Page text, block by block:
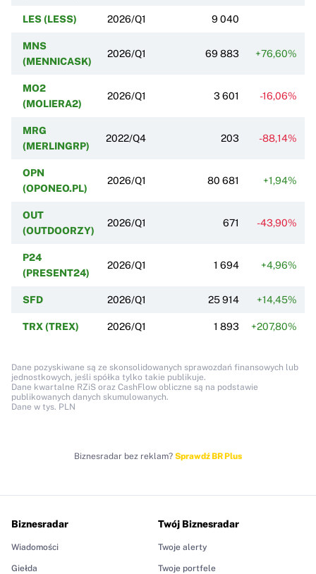
LES (LESS) 2026/Q1 9 040
MNS
(MENNICASK)
2026/Q1 69 883 +76,60%
MO2
(MOLIERA2)
2026/Q1 3 601 -16,06%
MRG
(MERLINGRP)
2022/Q4 203 -88,14%
OPN
(OPONEO.PL)
2026/Q1 80 681 +1,94%
OUT
(OUTDOORZY)
2026/Q1 671 -43,90%
P24
(PRESENT24)
2026/Q1 1 694 +4,96%
SFD 2026/Q1 25 914 +14,45%
TRX (TREX) 2026/Q1 1 893 +207,80%
Dane pozyskiwane są ze skonsolidowanych sprawozdań finansowych lub
jednostkowych, jeśli spółka tylko takie publikuje.
Dane kwartalne RZiS oraz CashFlow obliczne są na podstawie
publikowanych danych skumulowanych.
Dane w tys. PLN
Biznesradar bez reklam? Sprawdź BR Plus
Biznesradar
Wiadomości
Giełda
Twój Biznesradar
Twoje alerty
Twoje portfele